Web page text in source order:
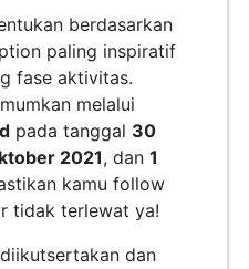
berdasarkan
paling inspiratif
fase aktivitas.
melalui
pada tanggal 30
2021, dan 1
kamu follow
tidak terlewat ya!
dan